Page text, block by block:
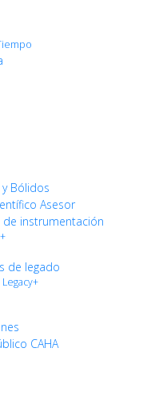
Bólidos
Asesor
de instrumentación
de legado
Legacy+
CAHA